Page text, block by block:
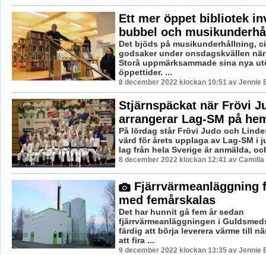
Ett mer öppet bibliotek
bubbel och
Det bjöds på musikunderhållning,
godsaker under onsdagskvällen
Storå uppmärksammade sina nya
öppettider. ...
8 december 2022 klockan 10:51 av Jennie
Stjärnspäckat när Frövi
arrangerar Lag-SM på
På lördag står Frövi Judo och
värd för årets upplaga av Lag-SM i
lag från hela Sverige är anmälda,
8 december 2022 klockan 12:41 av Camilla
Fjärrvärmeanläggning
med femårskalas
Det har hunnit gå fem år sedan
fjärrvärmeanläggningen i
färdig att börja leverera värme till
att fira ...
9 december 2022 klockan 13:35 av Jennie